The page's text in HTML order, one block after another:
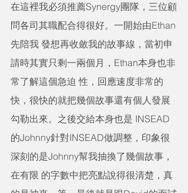
在這裡我必須推薦Synergy團隊，三位顧
問各司其職配合得很好。一開始由Ethan
先陪我 發想再收斂我的故事線，當初申
請時其實只剩一兩個月，Ethan本身也非
常了解這個急迫 性，回應速度非常的
快，很快的就把幾個故事還有個人發展
勾勒出來。之後交給本身也是 INSEAD
的Johnny針對INSEAD做調整，印象很
深刻的是Johnny幫我抽換了幾個故事，
在有限 的字數中把亮點說得很清楚，真